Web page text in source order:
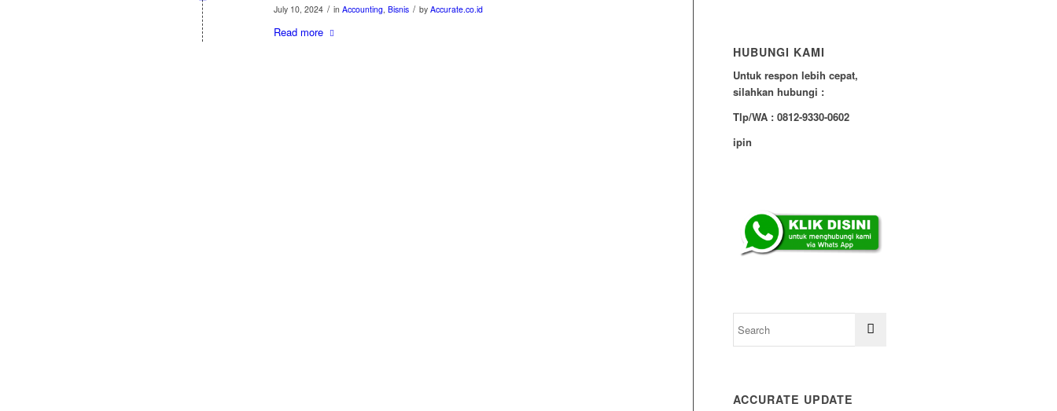
July 10, 2024 / in Accounting, Bisnis / by Accurate.co.id
Read more
HUBUNGI KAMI
Untuk respon lebih cepat,
silahkan hubungi :
Tlp/WA : 0812-9330-0602
ipin
ACCURATE UPDATE